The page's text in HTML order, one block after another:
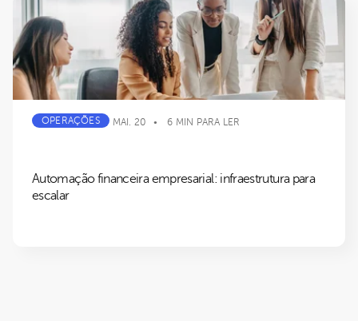
OPERAÇÕES MAI. 20 6 MIN PARA LER
Automação financeira empresarial: infraestrutura para
escalar